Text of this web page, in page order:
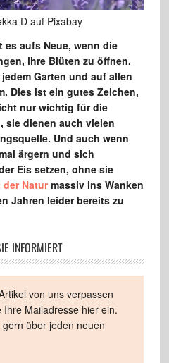
D auf Pixabay
aufs Neue, wenn die
ihre Blüten zu öffnen.
Garten und auf allen
Dies ist ein gutes Zeichen,
nur wichtig für die
sie dienen auch vielen
Und auch wenn
ärgern und sich
Eis setzen, ohne sie
Naturmassiv ins Wanken
Jahren leider bereits zu
INFORMIERT
von uns verpassen
Mailadresse hier ein.
über jeden neuen